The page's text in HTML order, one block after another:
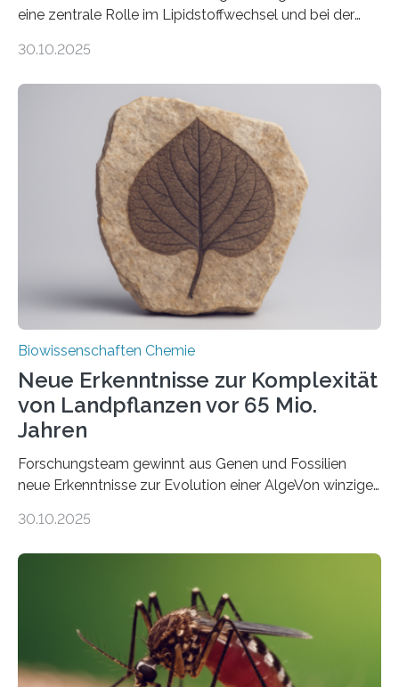
eine zentrale Rolle im Lipidstoffwechsel und bei der
erfüllen können, müssen zahlreiche Enzyme präzise in
der Ruhr-Universität Bochum um Prof. Dr. Ralf Erdmann
und Dr. Ismaila Francis Yusuf hat nun einen bislang
unbekannten Qualitätskontrollmechanismus des
peroxisomalen Proteintransports in der Bäckerhefe
Saccharomyces cerevisiae entdeckt, der für die
Funktionsfähigkeit der Organellen entscheidend ist. Die
Studie wurde am 28. Oktober 2025 in der
Fachzeitschrift…
30.10.2025
Biowissenschaften Chemie
Neue Erkenntnisse zur Komplexität
von Landpflanzen vor 65 Mio.
Jahren
Forschungsteam gewinnt aus Genen und Fossilien
neue Erkenntnisse zur Evolution einer AlgeVon winzigen
Landpflanzen zählen zu den komplexesten
Grünalgen, die vor Hunderten von Millionen Jahren
lebten. Unter den Vorfahren sticht eine Gruppe heraus,
die noch heute in der Natur vorkommt: die
Süßwasseralge Coleochaetophyceae. Einige Arten
dieser Gruppe bilden aus Zellfäden dichte Geflechte
30.10.2025